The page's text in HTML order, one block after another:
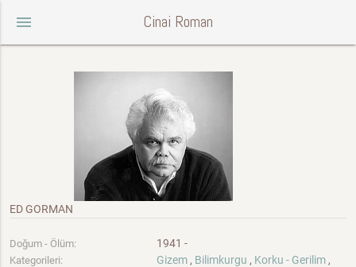
menu Cinai Roman
ED GORMAN
Doğum - Ölüm: 1941 -
Kategorileri: Gizem , Bilimkurgu , Korku - Gerilim ,